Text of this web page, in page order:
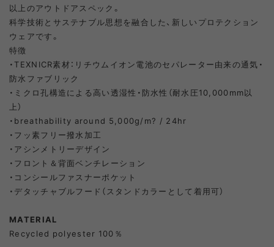
以上のアウトドアスペック。
科学技術とサステナブル思想を融合した、新しいプロテクション
ウェアです。
特徴
・TEXNICR素材：リチウムイオン電池のセパレーター由来の通気・
防水ファブリック
・ミクロ孔構造による高い透湿性・防水性（耐水圧10,000mm以
上）
・breathability around 5,000g/m? / 24hr
・フッ素フリー撥水加工
・アシンメトリーデザイン
・フロント＆背面ベンチレーション
・コンシールファスナーポケット
・デタッチャブルフード（スタンドカラーとして着用可）
MATERIAL
Recycled polyester 100％